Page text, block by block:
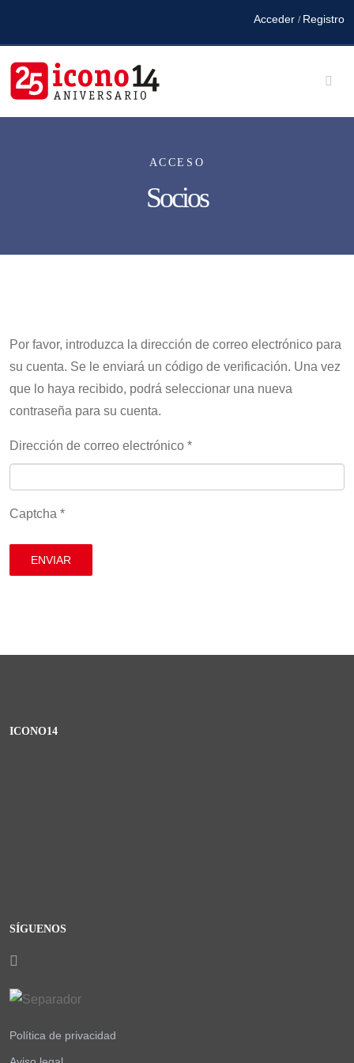
Acceder / Registro
ACCESO
Socios
Por favor, introduzca la dirección de correo electrónico para
su cuenta. Se le enviará un código de verificación. Una vez
que lo haya recibido, podrá seleccionar una nueva
contraseña para su cuenta.
Dirección de correo electrónico *
Captcha *
ENVIAR
ICONO14
SÍGUENOS
Política de privacidad